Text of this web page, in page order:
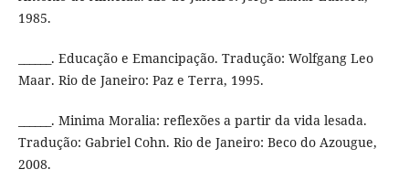
1985.
______. Educação e Emancipação. Tradução: Wolfgang Leo
Maar. Rio de Janeiro: Paz e Terra, 1995.
______. Minima Moralia: reflexões a partir da vida lesada.
Tradução: Gabriel Cohn. Rio de Janeiro: Beco do Azougue,
2008.